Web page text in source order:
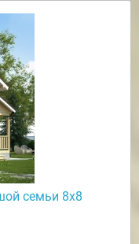
семьи 8х8